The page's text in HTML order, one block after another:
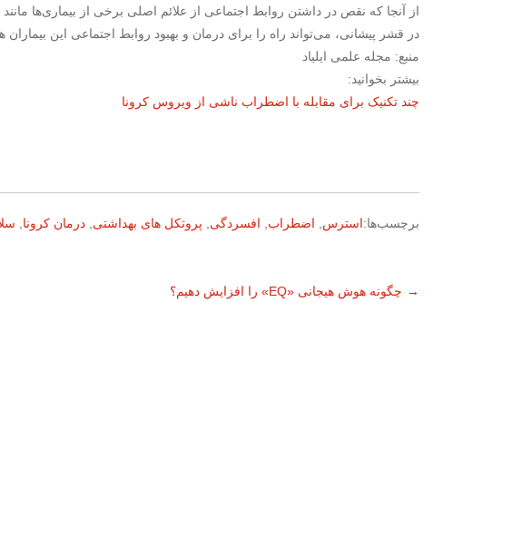
از آنجا که نقص در داشتن روابط اجتماعی از علائم اصلی برخی از بیماری‌ها
در قشر پیشانی، می‌تواند راه را برای درمان و بهبود روابط اجتماعی این بیماران
منبع: مجله علمی ایلیاد
بیشتر بخوانید:
چند تکنیک برای مقابله با اضطراب ناشی از ویروس کرونا
برچسب‌ها:استرس, اضطراب, افسردگی, پروتکل های بهداشتی, درمان کرونا,
ناوبری
چگونه هوش هیجانی «EQ» را افزایش دهیم؟ →